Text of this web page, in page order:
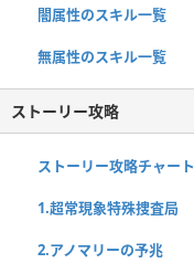
闇属性のスキル一覧
無属性のスキル一覧
ストーリー攻略
ストーリー攻略チャート
1.超常現象特殊捜査局
2.アノマリーの予兆